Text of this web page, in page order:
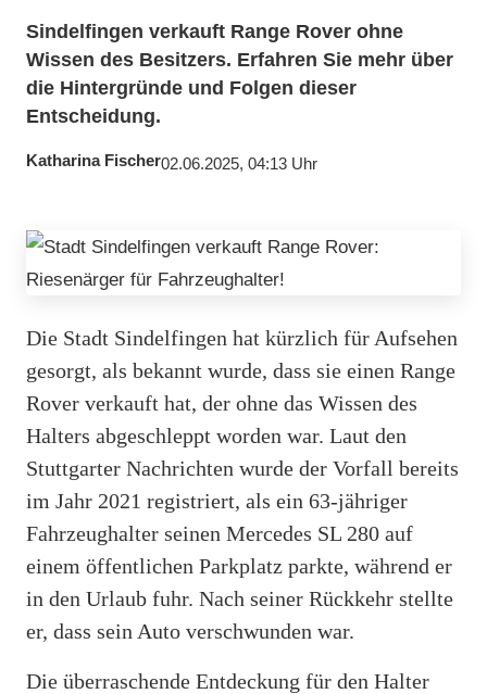
Sindelfingen verkauft Range Rover ohne
Wissen des Besitzers. Erfahren Sie mehr über
die Hintergründe und Folgen dieser
Entscheidung.
Katharina Fischer02.06.2025, 04:13 Uhr
Die Stadt Sindelfingen hat kürzlich für Aufsehen
gesorgt, als bekannt wurde, dass sie einen Range
Rover verkauft hat, der ohne das Wissen des
Halters abgeschleppt worden war. Laut den
Stuttgarter Nachrichten wurde der Vorfall bereits
im Jahr 2021 registriert, als ein 63-jähriger
Fahrzeughalter seinen Mercedes SL 280 auf
einem öffentlichen Parkplatz parkte, während er
in den Urlaub fuhr. Nach seiner Rückkehr stellte
er, dass sein Auto verschwunden war.
Die überraschende Entdeckung für den Halter